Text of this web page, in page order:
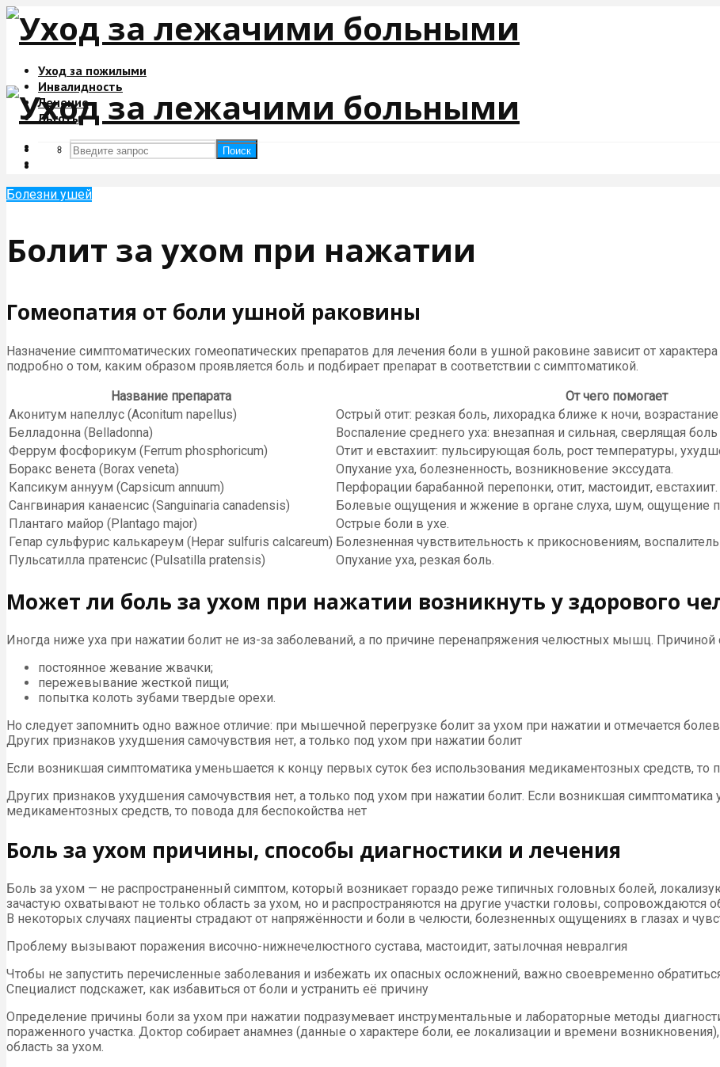
Уход за пожилыми
Инвалидность
Лечение
Льготы
Поиск
Поиск
Болезни ушей
Болит за ухом при нажатии
Гомеопатия от боли ушной раковины
Назначение симптоматических гомеопатических препаратов для лечения боли в ушной раковине зависит от
подробно о том, каким образом проявляется боль и подбирает препарат в соответствии с симптоматикой.
Название препарата
От чего помогает
Аконитум напеллус (Aconitum napellus)
Острый отит: резкая боль, лихорадка ближе к ночи,
Белладонна (Belladonna)
Воспаление среднего уха: внезапная и сильная, сверлящая
Феррум фосфорикум (Ferrum phosphoricum)
Отит и евстахиит: пульсирующая боль, рост температуры,
Боракс венета (Borax veneta)
Опухание уха, болезненность, возникновение экссудата.
Капсикум аннуум (Capsicum annuum)
Перфорации барабанной перепонки, отит, мастоидит, евстахиит.
Сангвинария канаенсис (Sanguinaria canadensis)
Болевые ощущения и жжение в органе слуха, шум, ощущение
Плантаго майор (Plantago major)
Острые боли в ухе.
Гепар сульфурис калькареум (Hepar sulfuris calcareum) Болезненная чувствительность к прикосновениям,
Пульсатилла пратенсис (Pulsatilla pratensis)
Опухание уха, резкая боль.
Может ли боль за ухом при нажатии возникнуть у здорового
Иногда ниже уха при нажатии болит не из-за заболеваний, а по причине перенапряжения челюстных мышц. Причиной
постоянное жевание жвачки;
пережевывание жесткой пищи;
попытка колоть зубами твердые орехи.
Но следует запомнить одно важное отличие: при мышечной перегрузке болит за ухом при нажатии и отмечается
Других признаков ухудшения самочувствия нет, а только под ухом при нажатии болит
Если возникшая симптоматика уменьшается к концу первых суток без использования медикаментозных средств, то
Других признаков ухудшения самочувствия нет, а только под ухом при нажатии болит. Если возникшая
медикаментозных средств, то повода для беспокойства нет
Боль за ухом причины, способы диагностики и лечения
Боль за ухом — не распространенный симптом, который возникает гораздо реже типичных головных болей,
зачастую охватывают не только область за ухом, но и распространяются на другие участки головы,
В некоторых случаях пациенты страдают от напряжённости и боли в челюсти, болезненных ощущениях в глазах и
Проблему вызывают поражения височно-нижнечелюстного сустава, мастоидит, затылочная невралгия
Чтобы не запустить перечисленные заболевания и избежать их опасных осложнений, важно своевременно
Специалист подскажет, как избавиться от боли и устранить её причину
Определение причины боли за ухом при нажатии подразумевает инструментальные и лабораторные методы
пораженного участка. Доктор собирает анамнез (данные о характере боли, ее локализации и времени
область за ухом.